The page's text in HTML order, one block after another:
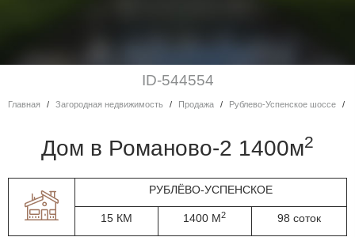
ID-544554
Главная Загородная недвижимость Продажа Рублево-Успенское шоссе
дом в Романово-2 1400м2
РУБЛЁВО-УСПЕНСКОЕ
15 КМ 1400 М2 98 соток